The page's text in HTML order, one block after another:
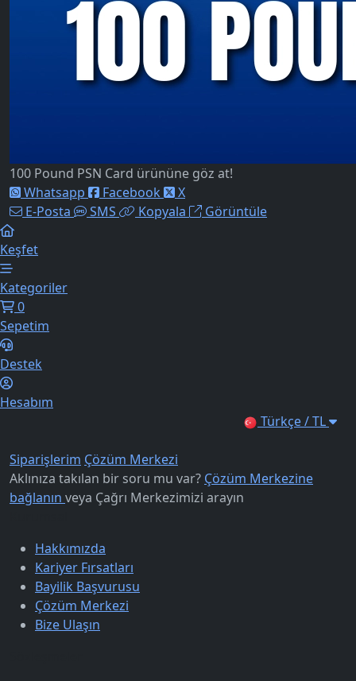
100 Pound PSN Card ürününe göz at!
Whatsapp
Facebook
X
E-Posta
SMS Kopyala Görüntüle
Keşfet
Kategoriler
0
Sepetim
Destek
Hesabım
Türkçe / TL
Siparişlerim Çözüm Merkezi
Aklınıza takılan bir soru mu var? Çözüm Merkezine
bağlanın veya Çağrı Merkezimizi arayın
Hakkımızda
Kariyer Fırsatları
Bayilik Başvurusu
Çözüm Merkezi
Bize Ulaşın